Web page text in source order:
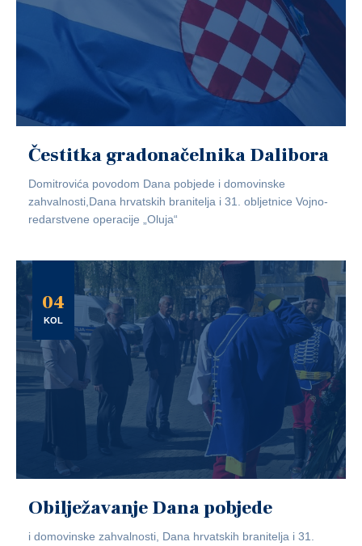
Čestitka gradonačelnika Dalibora
Domitrovića povodom Dana pobjede i domovinske
zahvalnosti,Dana hrvatskih branitelja i 31. obljetnice Vojno-
redarstvene operacije „Oluja“
04
KOL
Obilježavanje Dana pobjede
i domovinske zahvalnosti, Dana hrvatskih branitelja i 31.